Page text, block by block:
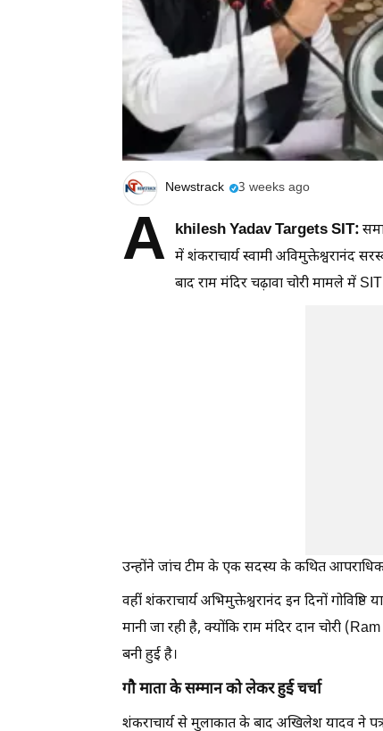
Newstrack 3 weeks ago
A khilesh Yadav Targets SIT:
में शंकराचार्य स्वामी
बाद राम मंदिर चढ़ावा चोरी मामले में
उन्होंने जांच टीम के एक सदस्य के कथित आपराधिक
वहीं शंकराचार्य अभिमुक्तेश्वरानंद इन दिनों
मानी जा रही है, क्योंकि राम मंदिर दान चोरी
बनी हुई है।
गौ माता के सम्मान को लेकर हुई चर्चा
शंकराचार्य से मुलाकात के बाद अखिलेश यादव ने